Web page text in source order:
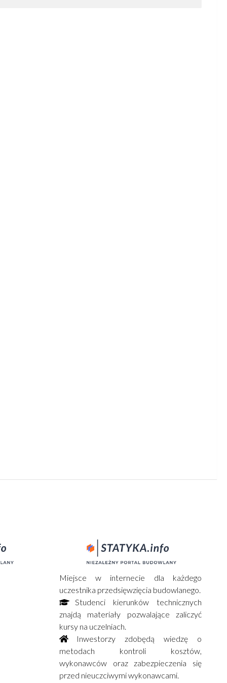
Miejsce w internecie dla każdego
uczestnika przedsięwzięcia budowlanego.
Studenci kierunków technicznych
znajdą materiały pozwalające zaliczyć
kursy na uczelniach.
Inwestorzy zdobędą wiedzę o
metodach kontroli kosztów,
wykonawców oraz zabezpieczenia się
przed nieuczciwymi wykonawcami.